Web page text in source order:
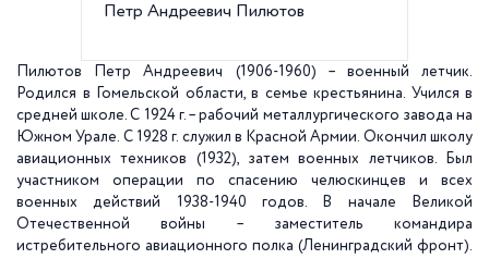
Петр Андреевич Пилютов
Пилютов Петр Андреевич (1906-1960) – военный летчик.
Родился в Гомельской области, в семье крестьянина. Учился в
средней школе. С 1924 г. – рабочий металлургического завода на
Южном Урале. С 1928 г. служил в Красной Армии. Окончил школу
авиационных техников (1932), затем военных летчиков. Был
участником операции по спасению челюскинцев и всех
военных действий 1938-1940 годов. В начале Великой
Отечественной войны – заместитель командира
истребительного авиационного полка (Ленинградский фронт).